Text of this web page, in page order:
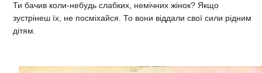
Ти бачив коли-небудь слабких, немічних жінок? Якщо
зустрінеш їх, не посміхайся. То вони віддали свої сили рідним
дітям.